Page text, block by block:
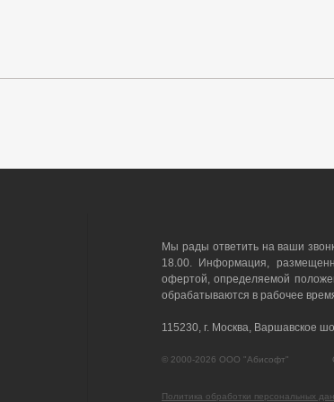
Мы рады ответить на ваши
18.00. Информация,
офертой, определяемой
обрабатываются в рабочее
115230, г. Москва, Варшавское
© 2000-2026 ООО "Абисофт"
Политика обработки персональных